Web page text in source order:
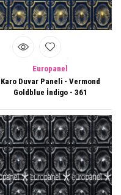
Europanel
Karo Duvar Paneli - Vermond
Goldblue İndigo - 361